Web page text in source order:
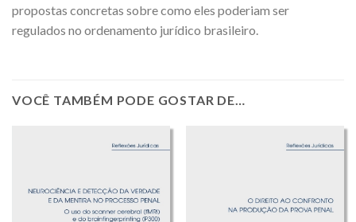
propostas concretas sobre como eles poderiam ser
regulados no ordenamento jurídico brasileiro.
VOCÊ TAMBÉM PODE GOSTAR DE…